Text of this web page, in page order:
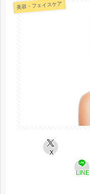
美容・フェイスケア
X
LINE